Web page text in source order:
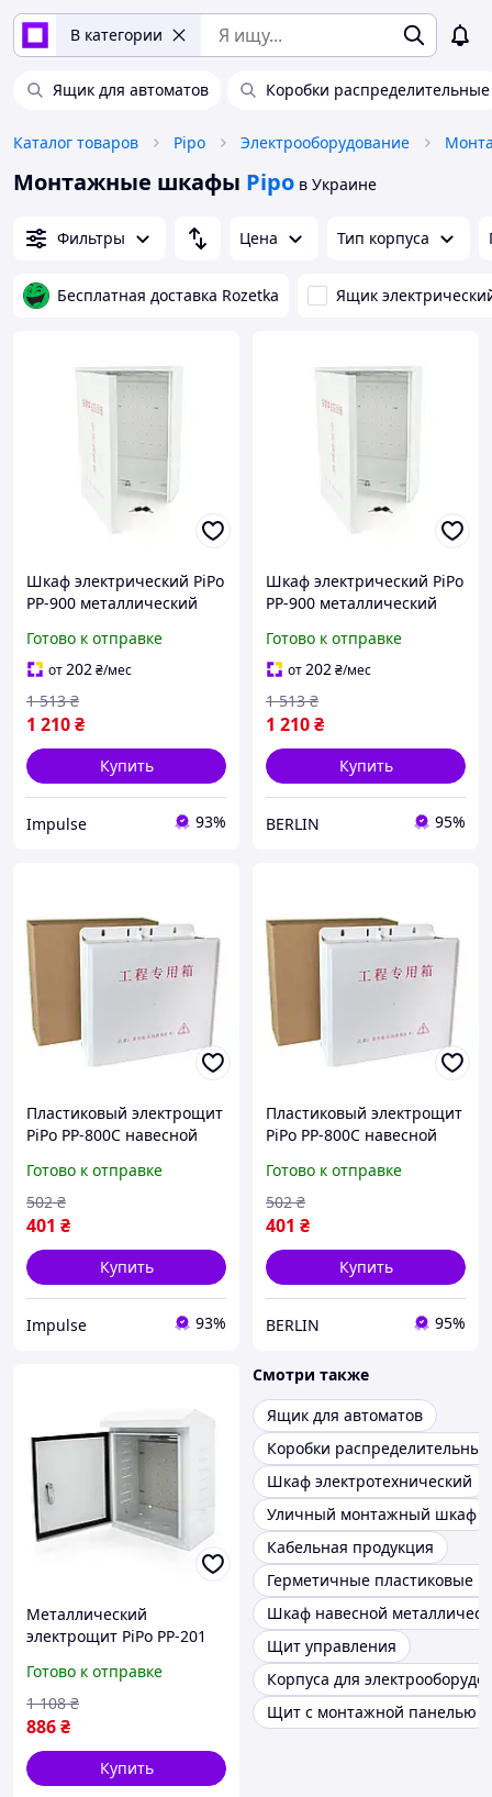
В категории
Ящик для автоматов Коробки распределительные
Каталог товаров Pipo Электрооборудование
Монтажные шкафы Pipo в Украине
Фильтры Цена Тип корпуса
Бесплатная доставка Rozetka Ящик
Шкаф электрический PiPo
PP-900 металлический
монтажа оборудования
impulse
Готово к отправке
от202₴/мес
1 210₴
1 513 ₴
Купить
Impulse 93%
Шкаф электрический PiPo
PP-900 металлический
монтажа оборудования
berlin
Готово к отправке
от202₴/мес
1 210₴
1 513 ₴
Купить
BERLIN 95%
Пластиковый электрощит
PiPo PP-800C навесной
для сложных
электрических систем
impulse
Готово к отправке
401 ₴
502 ₴
Купить
Impulse 93%
Пластиковый электрощит
PiPo PP-800C навесной
для сложных
электрических систем
berlin
Готово к отправке
401 ₴
502 ₴
Купить
BERLIN 95%
Металлический
электрощит PiPo PP-201
распределительных
систем impulse
Готово к отправке
886₴
1 108 ₴
Купить
Смотри также
Ящик для автоматов
Коробки распределительные
Шкаф электротехнический
Уличный монтажный шкаф
Кабельная продукция
Герметичные пластиковые
Шкаф навесной
Щит управления
Корпуса для
Щит с монтажной панелью